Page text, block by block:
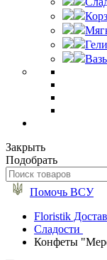
Закрыть
Подобрать
Помочь ВСУ
Floristik
Сладости
Конфеты